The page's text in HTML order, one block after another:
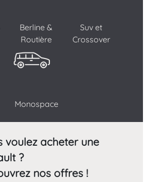
Berline &
Routière
Suv et
Crossover
Monospace
voulez acheter une
?
nos offres !